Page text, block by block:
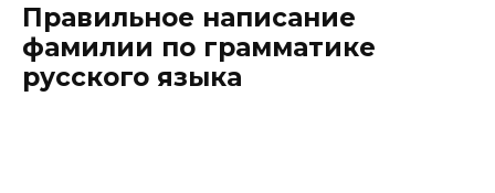
Правильное написание
фамилии по грамматике
русского языка